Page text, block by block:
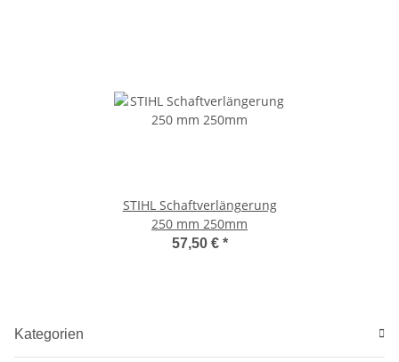
STIHL Schaftverlängerung
250 mm 250mm
57,50 € *
Kategorien